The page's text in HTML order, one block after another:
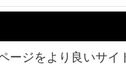
ージをより良いサイ